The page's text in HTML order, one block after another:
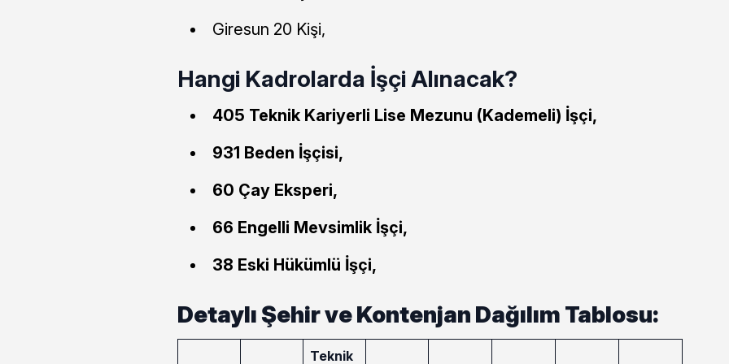
Giresun 20 Kişi,
Hangi Kadrolarda İşçi Alınacak?
405 Teknik Kariyerli Lise Mezunu (Kademeli) İşçi,
931 Beden İşçisi,
60 Çay Eksperi,
66 Engelli Mevsimlik İşçi,
38 Eski Hükümlü İşçi,
Detaylı Şehir ve Kontenjan Dağılım Tablosu:
Teknik